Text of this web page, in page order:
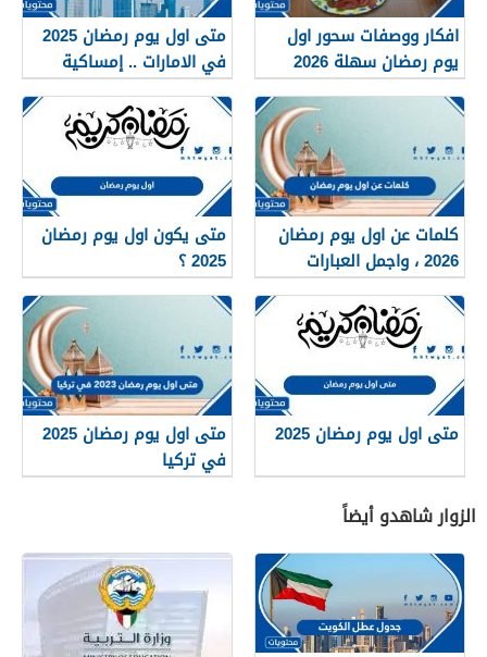
افكار ووصفات سحور اول
يوم رمضان سهلة 2026
متى اول يوم رمضان 2025
في الامارات .. إمساكية
شهر رمضان في الإمارات
كلمات عن اول يوم رمضان
2026 ، واجمل العبارات
والادعية والرسائل الاول من
رمضان
متى يكون اول يوم رمضان
2025 ؟
متى اول يوم رمضان 2025
متى اول يوم رمضان 2025
في تركيا
الزوار شاهدو أيضاً